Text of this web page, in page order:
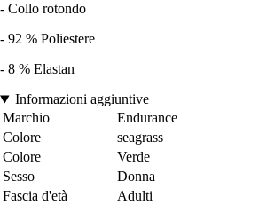
- Collo rotondo
- 92 % Poliestere
- 8 % Elastan
Informazioni aggiuntive
Marchio
Endurance
Colore
seagrass
Colore
Verde
Sesso
Donna
Fascia d'età
Adulti